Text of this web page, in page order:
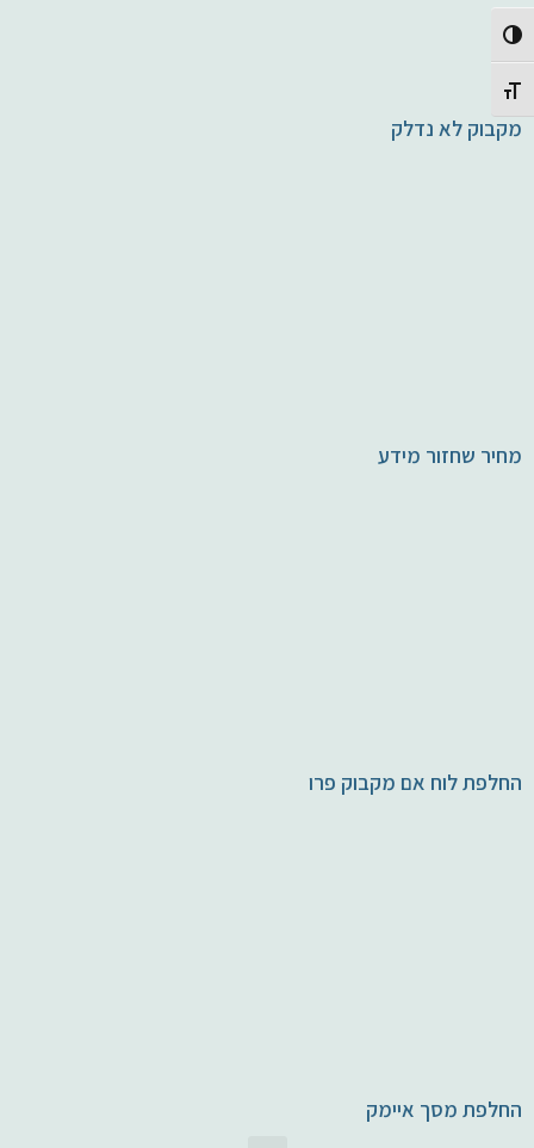
Toggle High Contrast
Toggle Font size
מקבוק לא נדלק
מחיר שחזור מידע
החלפת לוח אם מקבוק פרו
החלפת מסך איימק